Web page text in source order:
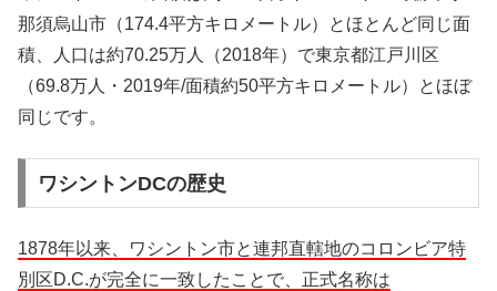
那須烏山市（174.4平方キロメートル）とほとんど同じ面
積、人口は約70.25万人（2018年）で東京都江戸川区
（69.8万人・2019年/面積約50平方キロメートル）とほぼ
同じです。
ワシントンDCの歴史
1878年以来、ワシントン市と連邦直轄地のコロンビア特
別区D.C.が完全に一致したことで、正式名称は